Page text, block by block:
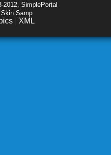
2012, SimplePortal
Samp
XML